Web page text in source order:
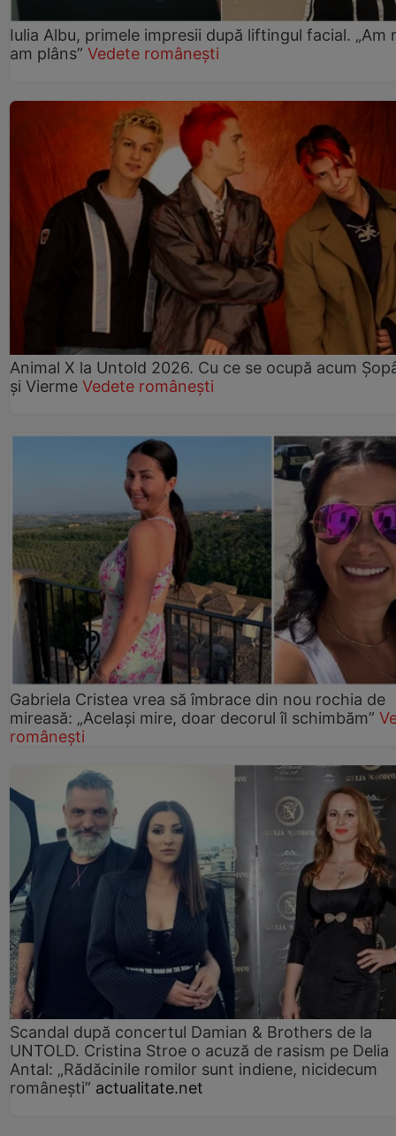
Iulia Albu, primele impresii după liftingul facial. „Am
am plâns” Vedete românești
Animal X la Untold 2026. Cu ce se ocupă acum
și Vierme Vedete românești
Gabriela Cristea vrea să îmbrace din nou rochia de
mireasă: „Același mire, doar decorul îl schimbăm”
românești
Scandal după concertul Damian & Brothers de la
UNTOLD. Cristina Stroe o acuză de rasism pe Delia
Antal: „Rădăcinile romilor sunt indiene, nicidecum
românești” actualitate.net